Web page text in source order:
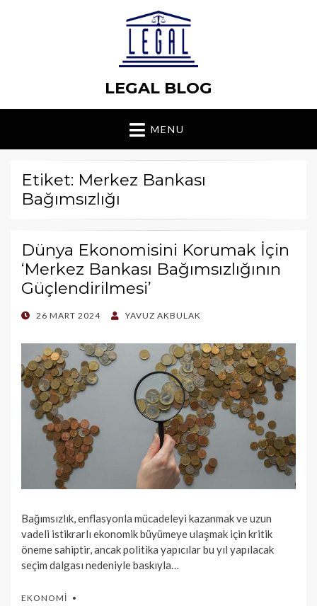
LEGAL BLOG
MENU
Etiket: Merkez Bankası
Bağımsızlığı
Dünya Ekonomisini Korumak İçin
‘Merkez Bankası Bağımsızlığının
Güçlendirilmesi’
POSTED
26 MART 2024 YAVUZ AKBULAK
Bağımsızlık, enflasyonla mücadeleyi kazanmak ve uzun
vadeli istikrarlı ekonomik büyümeye ulaşmak için kritik
öneme sahiptir, ancak politika yapıcılar bu yıl yapılacak
seçim dalgası nedeniyle baskıyla…
EKONOMI